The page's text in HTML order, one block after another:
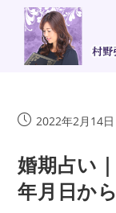
投
公
開
日:
2022年2月14日
婚期占い
年月日か